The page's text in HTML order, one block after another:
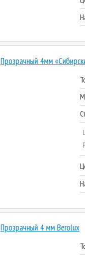
Прозрачный 4мм
Прозрачный 4 мм Berolux